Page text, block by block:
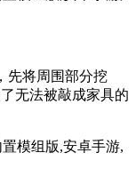
先将周围部分挖
无法被敲成家具的